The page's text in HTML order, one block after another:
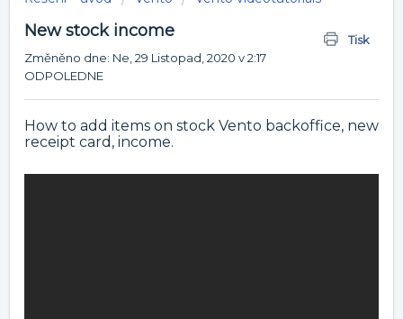
New stock income
Tisk
Změněno dne: Ne, 29 Listopad, 2020 v 2:17
ODPOLEDNE
How to add items on stock Vento backoffice, new
receipt card, income.